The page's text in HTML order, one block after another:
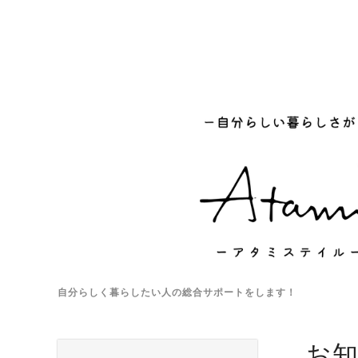
自分らしく暮らしたい人の総合サポートをします！